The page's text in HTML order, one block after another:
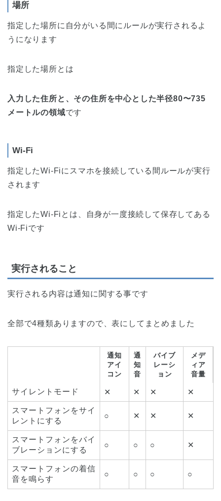
場所
指定した場所に自分がいる間にルールが実行されるよ
うになります
指定した場所とは
入力した住所と、その住所を中心とした半径80〜735
メートルの領域です
Wi-Fi
指定したWi-Fiにスマホを接続している間ルールが実行
されます
指定したWi-Fiとは、自身が一度接続して保存してある
Wi-Fiです
実行されること
実行される内容は通知に関する事です
全部で4種類ありますので、表にしてまとめました
通知
アイ
コン
通
知
音
バイブ
レーシ
ョン
メデ
ィア
音量
サイレントモード ✕ ✕ ✕ ✕
スマートフォンをサイ
レントにする
○ ✕ ✕ ✕
スマートフォンをバイ
ブレーションにする
○ ○ ○ ✕
スマートフォンの着信
音を鳴らす
○ ○ ○ ○